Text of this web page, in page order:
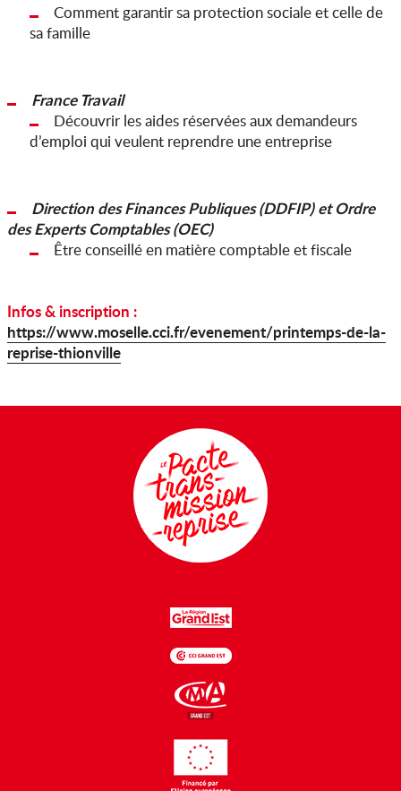
Comment garantir sa protection sociale et celle de
sa famille
France Travail
Découvrir les aides réservées aux demandeurs
d’emploi qui veulent reprendre une entreprise
Direction des Finances Publiques (DDFIP) et Ordre
des Experts Comptables (OEC)
Être conseillé en matière comptable et fiscale
Infos & inscription :
https://www.moselle.cci.fr/evenement/printemps-de-la-
reprise-thionville